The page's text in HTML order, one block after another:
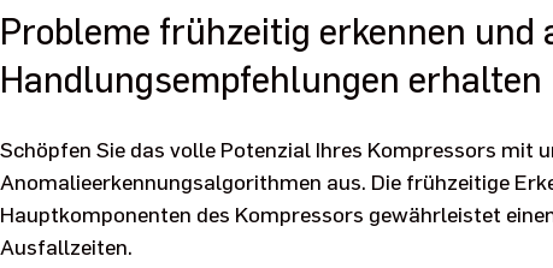
Probleme frühzeitig erkennen
Handlungsempfehlungen erhalten
Schöpfen Sie das volle Potenzial Ihres Kompressors mit
Anomalieerkennungsalgorithmen aus. Die frühzeitige
Hauptkomponenten des Kompressors gewährleistet
Ausfallzeiten.